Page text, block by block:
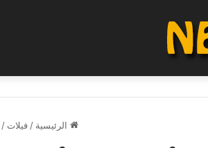
الرئيسية / فيلات /